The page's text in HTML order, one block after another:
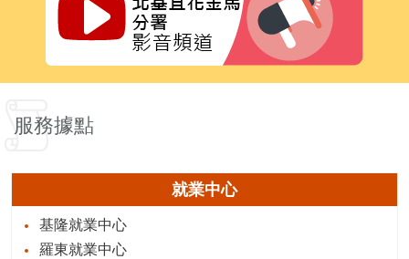
服務據點
就業中心
基隆就業中心
羅東就業中心